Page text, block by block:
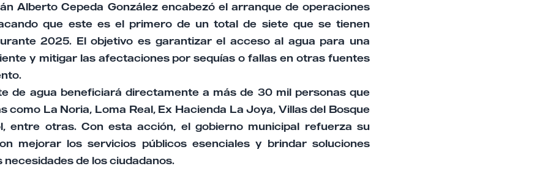
Alberto Cepeda González encabezó el arranque de operaciones
que este es el primero de un total de siete que se tienen
2025. El objetivo es garantizar el acceso al agua para una
y mitigar las afectaciones por sequías o fallas en otras fuentes
de agua beneficiará directamente a más de 30 mil personas que
como La Noria, Loma Real, Ex Hacienda La Joya, Villas del Bosque
entre otras. Con esta acción, el gobierno municipal refuerza su
mejorar los servicios públicos esenciales y brindar soluciones
necesidades de los ciudadanos.